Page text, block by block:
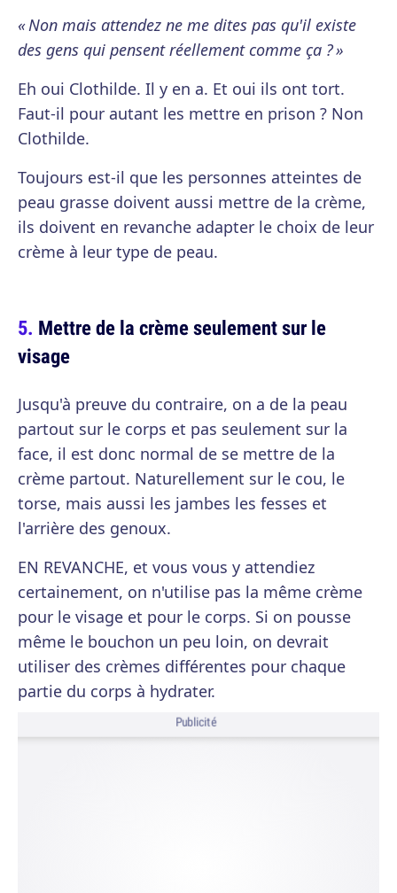
« Non mais attendez ne me dites pas qu'il existe
des gens qui pensent réellement comme ça ? »
Eh oui Clothilde. Il y en a. Et oui ils ont tort.
Faut-il pour autant les mettre en prison ? Non
Clothilde.
Toujours est-il que les personnes atteintes de
peau grasse doivent aussi mettre de la crème,
ils doivent en revanche adapter le choix de leur
crème à leur type de peau.
Mettre de la crème seulement sur le
visage
Jusqu'à preuve du contraire, on a de la peau
partout sur le corps et pas seulement sur la
face, il est donc normal de se mettre de la
crème partout. Naturellement sur le cou, le
torse, mais aussi les jambes les fesses et
l'arrière des genoux.
EN REVANCHE, et vous vous y attendiez
certainement, on n'utilise pas la même crème
pour le visage et pour le corps. Si on pousse
même le bouchon un peu loin, on devrait
utiliser des crèmes différentes pour chaque
partie du corps à hydrater.
Publicité